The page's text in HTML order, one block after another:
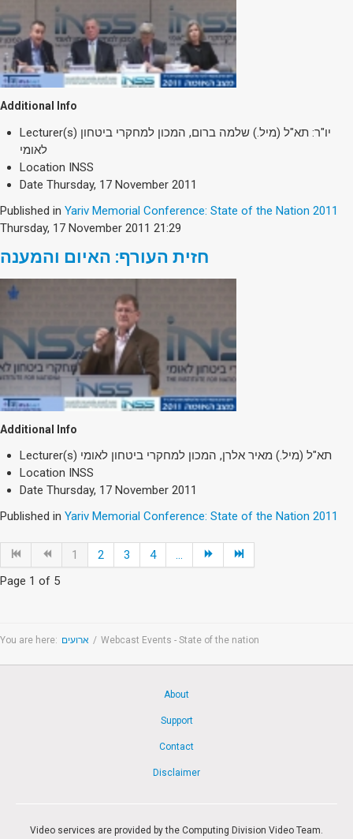
Additional Info
Lecturer(s) יו"ר: תא"ל (מיל.) שלמה ברום, המכון למחקרי ביטחון
לאומי
Location INSS
Date Thursday, 17 November 2011
Published in Yariv Memorial Conference: State of the Nation 2011
Thursday, 17 November 2011 21:29
חזית העורף: האיום והמענה
Additional Info
Lecturer(s) תא"ל (מיל.) מאיר אלרן, המכון למחקרי ביטחון לאומי
Location INSS
Date Thursday, 17 November 2011
Published in Yariv Memorial Conference: State of the Nation 2011
1 2 3 4
...
Page 1 of 5
You are here: ארועים / Webcast Events - State of the nation
About
Support
Contact
Disclaimer
Video services are provided by the Computing Division Video Team.